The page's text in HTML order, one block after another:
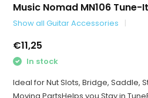
Music Nomad MN106 Tune-
Show all Guitar Accessories
€11,25
In stock
Ideal for Nut Slots, Bridge, Saddle,
Moving PartsHelps you Stay in